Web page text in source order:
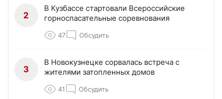
2
В Кузбассе стартовали Всероссийские
горноспасательные соревнования
47 Обсудить
3
В Новокузнецке сорвалась встреча с
жителями затопленных домов
41 Обсудить